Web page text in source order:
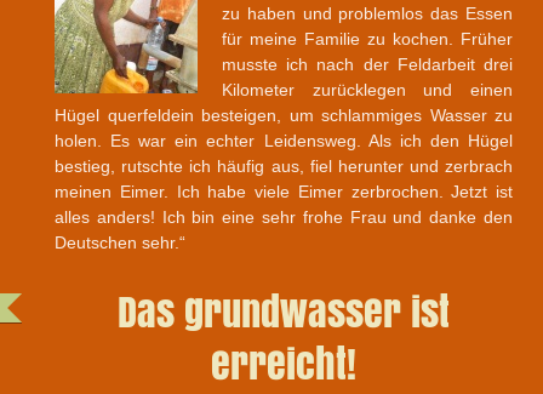
zu haben und problemlos das Essen
für meine Familie zu kochen. Früher
musste ich nach der Feldarbeit drei
Kilometer zurücklegen und einen
Hügel querfeldein besteigen, um schlammiges Wasser zu
holen. Es war ein echter Leidensweg. Als ich den Hügel
bestieg, rutschte ich häufig aus, fiel herunter und zerbrach
meinen Eimer. Ich habe viele Eimer zerbrochen. Jetzt ist
alles anders! Ich bin eine sehr frohe Frau und danke den
Deutschen sehr.“
Das grundwasser ist
erreicht!